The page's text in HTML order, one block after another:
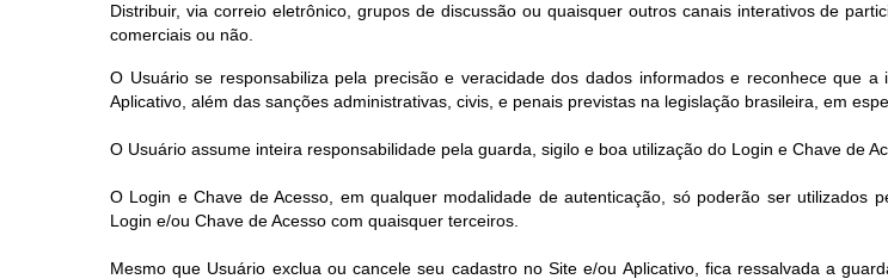
Distribuir, via correio eletrônico, grupos de discussão ou quaisquer outros canais interativos de
comerciais ou não.
O Usuário se responsabiliza pela precisão e veracidade dos dados informados e reconhece que
Aplicativo, além das sanções administrativas, civis, e penais previstas na legislação brasileira, em
O Usuário assume inteira responsabilidade pela guarda, sigilo e boa utilização do Login e Chave de
O Login e Chave de Acesso, em qualquer modalidade de autenticação, só poderão ser utilizados
Login e/ou Chave de Acesso com quaisquer terceiros.
Mesmo que Usuário exclua ou cancele seu cadastro no Site e/ou Aplicativo, fica ressalvada a